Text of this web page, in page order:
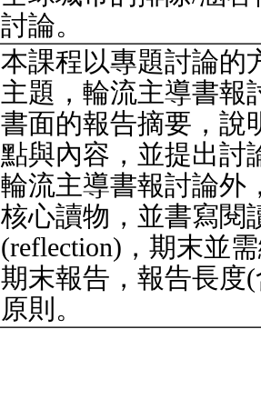
討論。
本課程以專題討論的
主題，輪流主導書報
書面的報告摘要，說
點與內容，並提出討
輪流主導書報討論外
核心讀物，並書寫閱
(reflection)，期末並
期末報告，報告長度
原則。